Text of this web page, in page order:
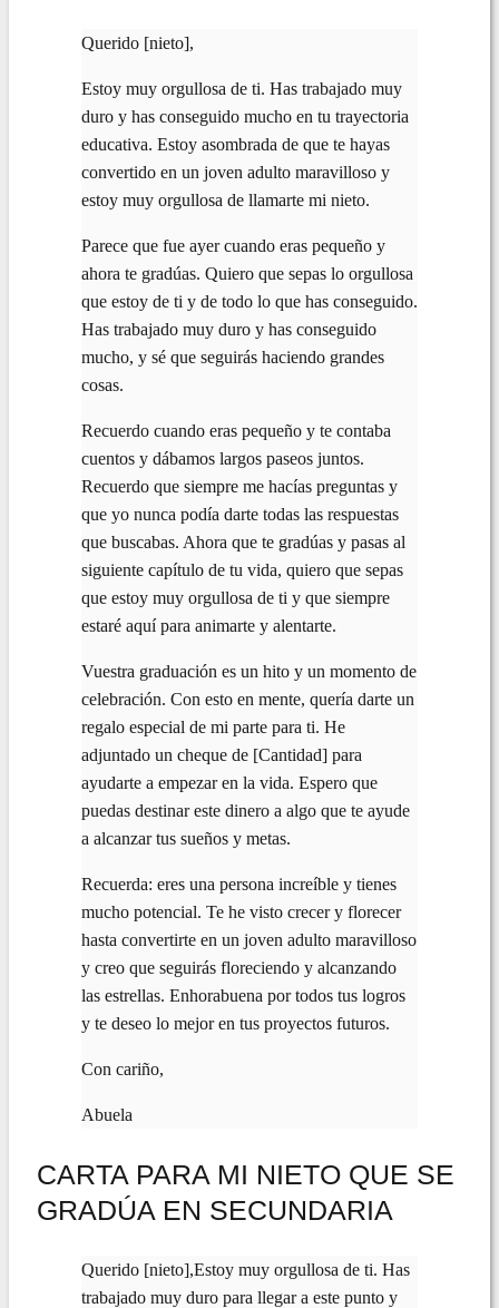
Querido [nieto],
Estoy muy orgullosa de ti. Has trabajado muy
duro y has conseguido mucho en tu trayectoria
educativa. Estoy asombrada de que te hayas
convertido en un joven adulto maravilloso y
estoy muy orgullosa de llamarte mi nieto.
Parece que fue ayer cuando eras pequeño y
ahora te gradúas. Quiero que sepas lo orgullosa
que estoy de ti y de todo lo que has conseguido.
Has trabajado muy duro y has conseguido
mucho, y sé que seguirás haciendo grandes
cosas.
Recuerdo cuando eras pequeño y te contaba
cuentos y dábamos largos paseos juntos.
Recuerdo que siempre me hacías preguntas y
que yo nunca podía darte todas las respuestas
que buscabas. Ahora que te gradúas y pasas al
siguiente capítulo de tu vida, quiero que sepas
que estoy muy orgullosa de ti y que siempre
estaré aquí para animarte y alentarte.
Vuestra graduación es un hito y un momento de
celebración. Con esto en mente, quería darte un
regalo especial de mi parte para ti. He
adjuntado un cheque de [Cantidad] para
ayudarte a empezar en la vida. Espero que
puedas destinar este dinero a algo que te ayude
a alcanzar tus sueños y metas.
Recuerda: eres una persona increíble y tienes
mucho potencial. Te he visto crecer y florecer
hasta convertirte en un joven adulto maravilloso
y creo que seguirás floreciendo y alcanzando
las estrellas. Enhorabuena por todos tus logros
y te deseo lo mejor en tus proyectos futuros.
Con cariño,
Abuela
CARTA PARA MI NIETO QUE SE
GRADÚA EN SECUNDARIA
Querido [nieto],Estoy muy orgullosa de ti. Has
trabajado muy duro para llegar a este punto y